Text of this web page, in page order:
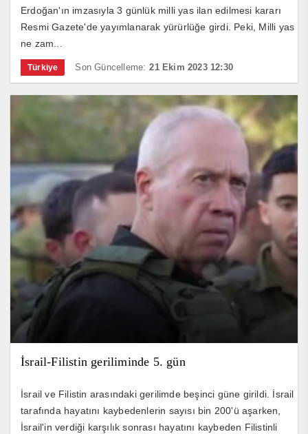
Erdoğan'ın imzasıyla 3 günlük milli yas ilan edilmesi kararı
Resmi Gazete'de yayımlanarak yürürlüğe girdi. Peki, Milli yas
ne zam...
Türkiye Son Güncelleme: 21 Ekim 2023 12:30
İsrail-Filistin geriliminde 5. gün
İsrail ve Filistin arasındaki gerilimde beşinci güne girildi. İsrail
tarafında hayatını kaybedenlerin sayısı bin 200'ü aşarken,
İsrail'in verdiği karşılık sonrası hayatını kaybeden Filistinli